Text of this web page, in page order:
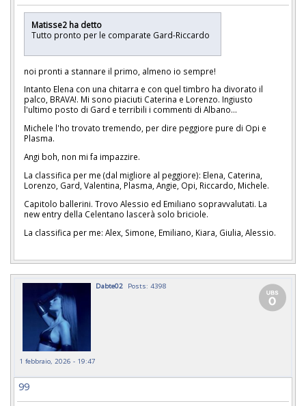
Matisse2 ha detto
Tutto pronto per le comparate Gard-Riccardo
noi pronti a stannare il primo, almeno io sempre!
Intanto Elena con una chitarra e con quel timbro ha divorato il
palco, BRAVA!. Mi sono piaciuti Caterina e Lorenzo. Ingiusto
l'ultimo posto di Gard e terribili i commenti di Albano...
Michele l'ho trovato tremendo, per dire peggiore pure di Opi e
Plasma.
Angi boh, non mi fa impazzire.
La classifica per me (dal migliore al peggiore): Elena, Caterina,
Lorenzo, Gard, Valentina, Plasma, Angie, Opi, Riccardo, Michele.
Capitolo ballerini. Trovo Alessio ed Emiliano sopravvalutati. La
new entry della Celentano lascerà solo briciole.
La classifica per me: Alex, Simone, Emiliano, Kiara, Giulia, Alessio.
Dabte02 Posts: 4398
1 febbraio, 2026 - 19:47
99